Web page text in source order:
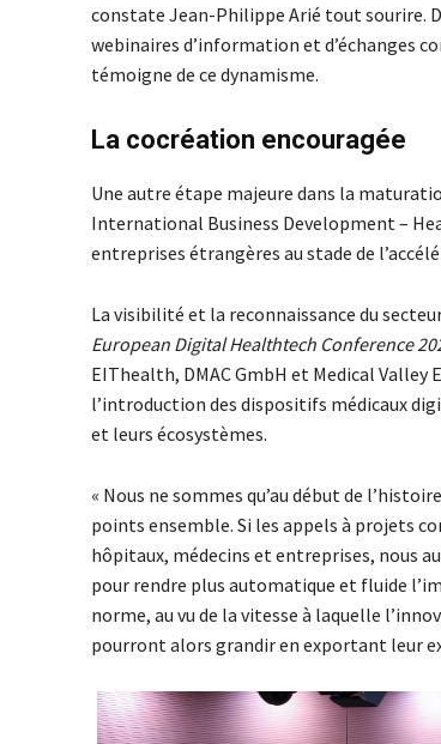
constate Jean-Philippe Arié tout sourire.
webinaires d’information et d’échanges
témoigne de ce dynamisme.
La cocréation encouragée
Une autre étape majeure dans la
International Business Development –
entreprises étrangères au stade de
La visibilité et la reconnaissance du
European Digital Healthtech Conference
EIThealth, DMAC GmbH et Medical Valley
l’introduction des dispositifs médicaux
et leurs écosystèmes.
« Nous ne sommes qu’au début de
points ensemble. Si les appels à projets
hôpitaux, médecins et entreprises, nous
pour rendre plus automatique et fluide
norme, au vu de la vitesse à laquelle
pourront alors grandir en exportant leur